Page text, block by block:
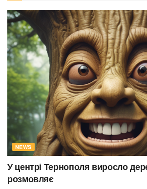
NEWS
У центрі Тернополя виросло
розмовляє